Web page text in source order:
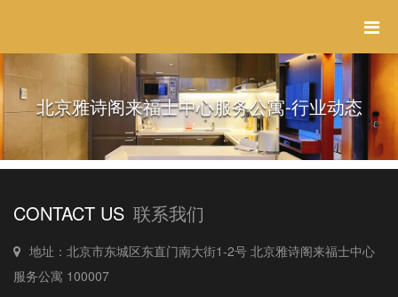
北京雅诗阁来福士中心服务公寓-行业动态
CONTACT US 联系我们
地址：北京市东城区东直门南大街1-2号 北京雅诗阁来福士中心
服务公寓 100007